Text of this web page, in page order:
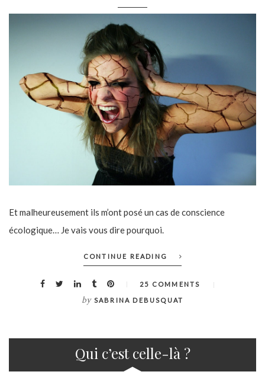
Et malheureusement ils m’ont posé un cas de conscience
écologique… Je vais vous dire pourquoi.
CONTINUE READING
25 COMMENTS
by SABRINA DEBUSQUAT
Qui c’est celle-là ?